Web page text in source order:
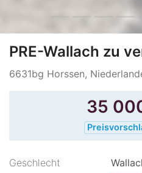
PRE-Wallach zu
6631bg Horssen,
35
Geschlecht